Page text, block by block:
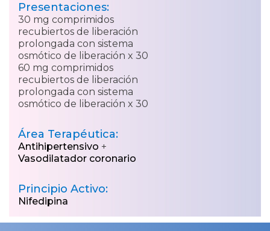
Presentaciones:
30 mg comprimidos
recubiertos de liberación
prolongada con sistema
osmótico de liberación x 30
60 mg comprimidos
recubiertos de liberación
prolongada con sistema
osmótico de liberación x 30
Área Terapéutica:
Antihipertensivo +
Vasodilatador coronario
Principio Activo:
Nifedipina